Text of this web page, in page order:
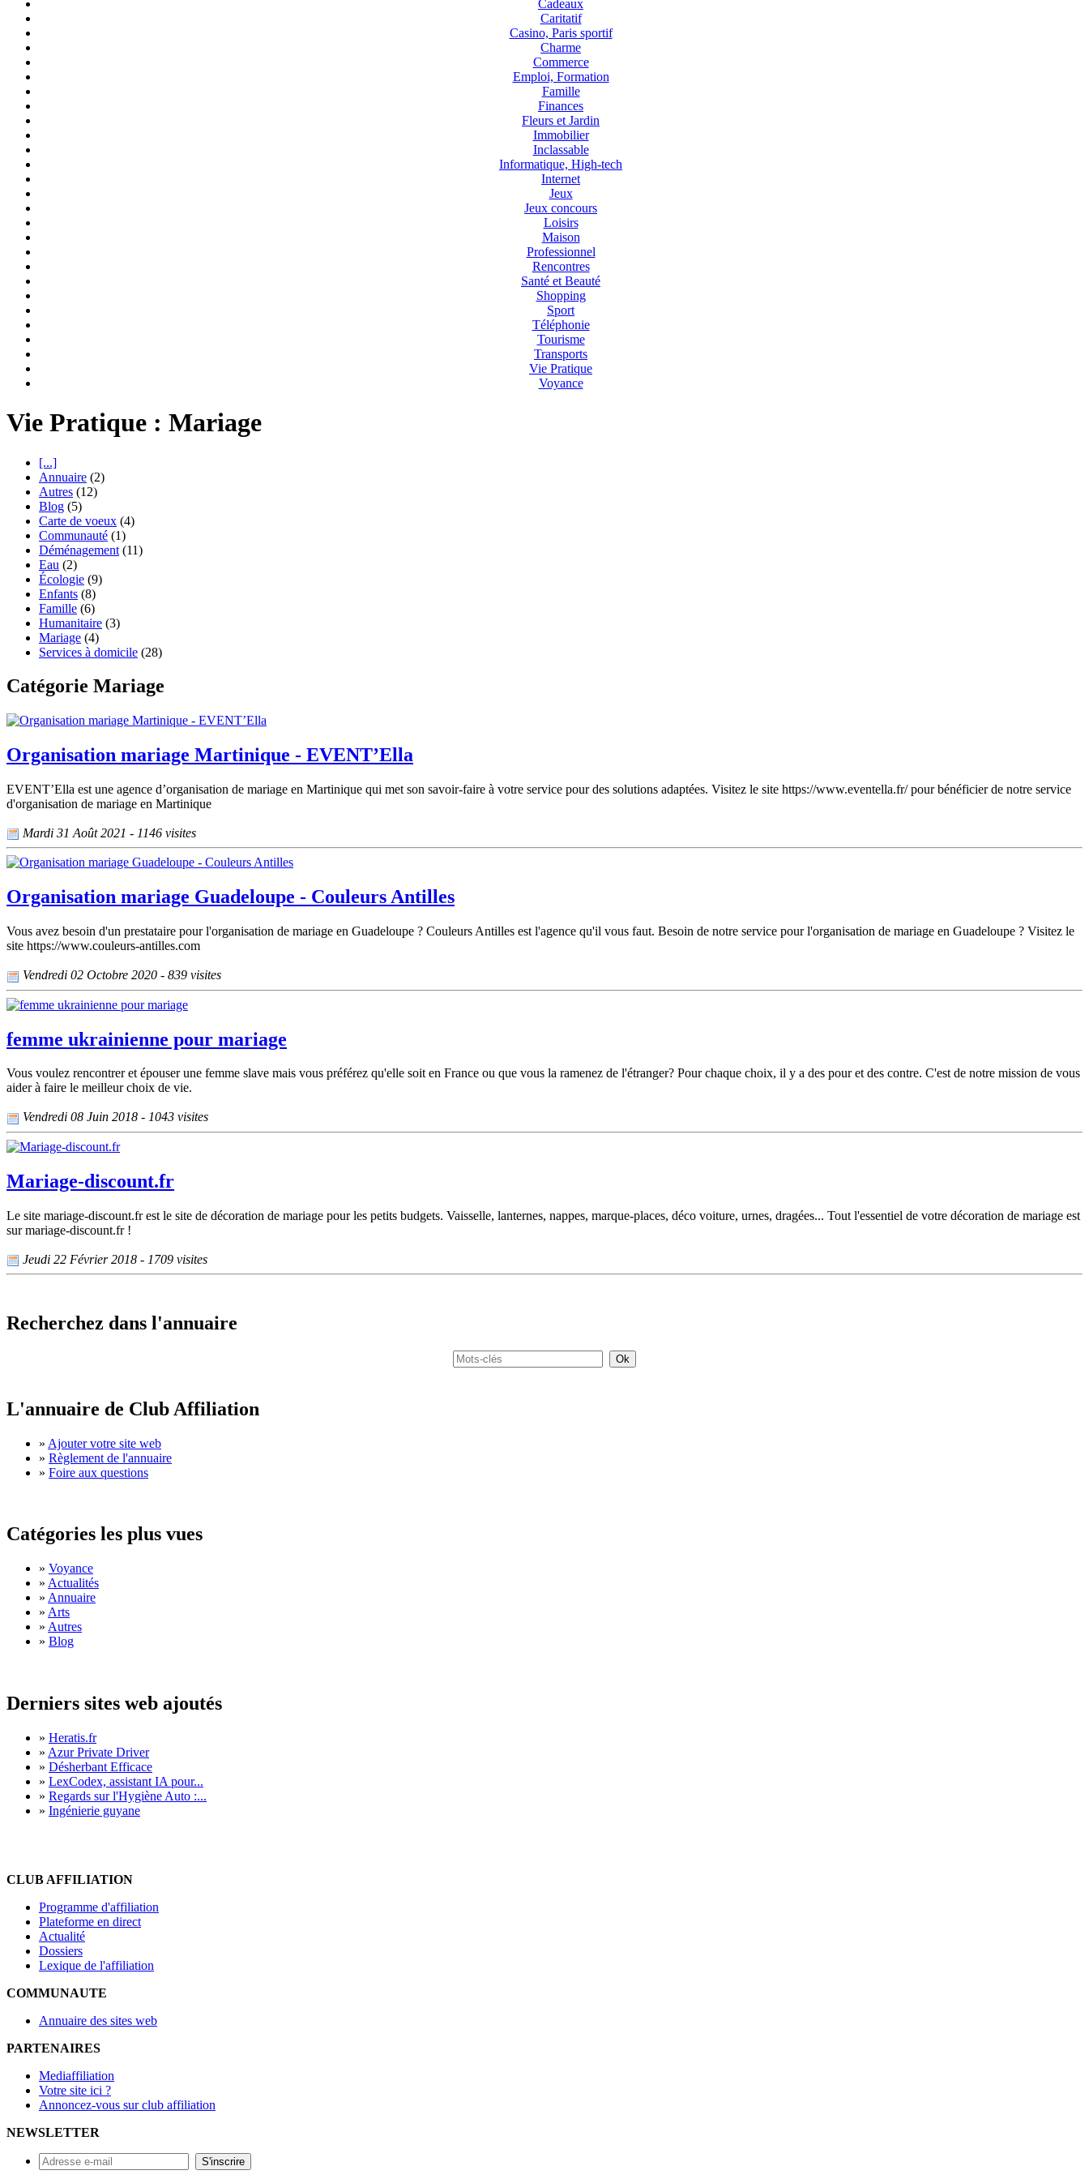
Cadeaux
Caritatif
Casino, Paris sportif
Charme
Commerce
Emploi, Formation
Famille
Finances
Fleurs et Jardin
Immobilier
Inclassable
Informatique, High-tech
Internet
Jeux
Jeux concours
Loisirs
Maison
Professionnel
Rencontres
Santé et Beauté
Shopping
Sport
Téléphonie
Tourisme
Transports
Vie Pratique
Voyance
Vie Pratique : Mariage
[...]
Annuaire (2)
Autres (12)
Blog (5)
Carte de voeux (4)
Communauté (1)
Déménagement (11)
Eau (2)
Écologie (9)
Enfants (8)
Famille (6)
Humanitaire (3)
Mariage (4)
Services à domicile (28)
Catégorie Mariage
Organisation mariage Martinique - EVENT’Ella
EVENT’Ella est une agence d’organisation de mariage en Martinique qui met son savoir-faire à votre service pour des solutions adaptées. Visitez le site https://www.eventella.fr/ pour bénéficier de notre service
d'organisation de mariage en Martinique
Mardi 31 Août 2021 - 1146 visites
Organisation mariage Guadeloupe - Couleurs Antilles
Vous avez besoin d'un prestataire pour l'organisation de mariage en Guadeloupe ? Couleurs Antilles est l'agence qu'il vous faut. Besoin de notre service pour l'organisation de mariage en Guadeloupe ? Visitez le
site https://www.couleurs-antilles.com
Vendredi 02 Octobre 2020 - 839 visites
femme ukrainienne pour mariage
Vous voulez rencontrer et épouser une femme slave mais vous préférez qu'elle soit en France ou que vous la ramenez de l'étranger? Pour chaque choix, il y a des pour et des contre. C'est de notre mission de vous
aider à faire le meilleur choix de vie.
Vendredi 08 Juin 2018 - 1043 visites
Mariage-discount.fr
Le site mariage-discount.fr est le site de décoration de mariage pour les petits budgets. Vaisselle, lanternes, nappes, marque-places, déco voiture, urnes, dragées... Tout l'essentiel de votre décoration de mariage est
sur mariage-discount.fr !
Jeudi 22 Février 2018 - 1709 visites
Recherchez dans l'annuaire
L'annuaire de Club Affiliation
» Ajouter votre site web
» Règlement de l'annuaire
» Foire aux questions
Catégories les plus vues
» Voyance
» Actualités
» Annuaire
» Arts
» Autres
» Blog
Derniers sites web ajoutés
» Heratis.fr
» Azur Private Driver
» Désherbant Efficace
» LexCodex, assistant IA pour...
» Regards sur l'Hygiène Auto :...
» Ingénierie guyane
CLUB AFFILIATION
Programme d'affiliation
Plateforme en direct
Actualité
Dossiers
Lexique de l'affiliation
COMMUNAUTE
Annuaire des sites web
PARTENAIRES
Mediaffiliation
Votre site ici ?
Annoncez-vous sur club affiliation
NEWSLETTER